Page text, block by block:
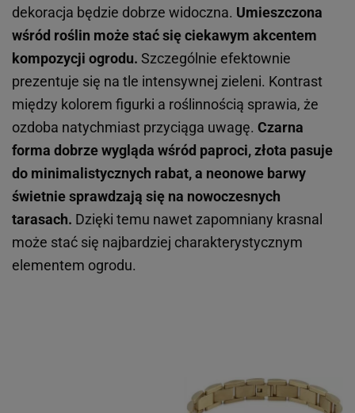
dekoracja będzie dobrze widoczna. Umieszczona
wśród roślin może stać się ciekawym akcentem
kompozycji ogrodu. Szczególnie efektownie
prezentuje się na tle intensywnej zieleni. Kontrast
między kolorem figurki a roślinnością sprawia, że
ozdoba natychmiast przyciąga uwagę. Czarna
forma dobrze wygląda wśród paproci, złota pasuje
do minimalistycznych rabat, a neonowe barwy
świetnie sprawdzają się na nowoczesnych
tarasach. Dzięki temu nawet zapomniany krasnal
może stać się najbardziej charakterystycznym
elementem ogrodu.